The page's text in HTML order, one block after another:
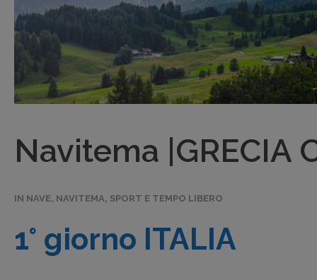
Navitema |GRECIA
IN NAVE, NAVITEMA, SPORT E TEMPO LIBERO
1° giorno ITALIA